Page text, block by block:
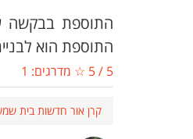
התוספת הוא לבניית 300 יח"ד מה שלא הופיע בתכנון
5
/
5 ☆ מדרגים: 1
קרן אור חדשות בית
הגדלת